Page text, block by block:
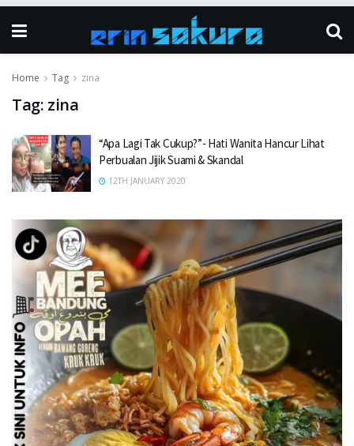
Home Tag zina
Tag: zina
“Apa Lagi Tak Cukup?”- Hati Wanita Hancur Lihat
Perbualan Jijik Suami & Skandal
12TH JANUARY 2020